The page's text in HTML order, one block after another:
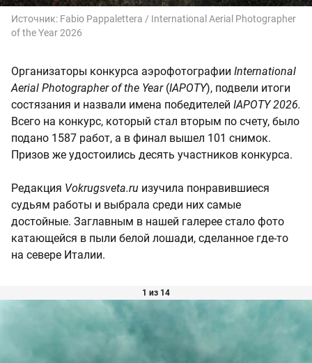
Источник: Fabio Pappalettera / International Aerial Photographer
of the Year 2026
Организаторы конкурса аэрофотографии International
Aerial Photographer of the Year(IAPOTY), подвели итоги
состязания и назвали имена победителей IAPOTY 2026.
Всего на конкурс, который стал вторым по счету, было
подано 1587 работ, а в финал вышел 101 снимок.
Призов же удостоились десять участников конкурса.
Редакция Vokrugsveta.ru изучила понравившиеся
судьям работы и выбрала среди них самые
достойные. Заглавным в нашей галерее стало фото
катающейся в пыли белой лошади, сделанное где-то
на севере Италии.
1 из 14